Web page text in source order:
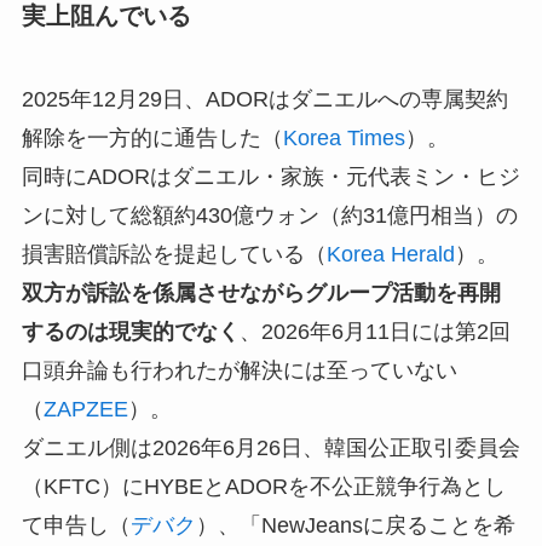
実上阻んでいる
2025年12月29日、ADORはダニエルへの専属契約
解除を一方的に通告した（ Korea Times）。
同時にADORはダニエル・家族・元代表ミン・ヒジ
ンに対して総額約430億ウォン（約31億円相当）の
損害賠償訴訟を提起している（ Korea Herald ）。
双方が訴訟を係属させながらグループ活動を再開
するのは現実的でなく 、2026年6月11日には第2回
口頭弁論も行われたが解決には至っていない
（ZAPZEE）。
ダニエル側は2026年6月26日、韓国公正取引委員会
（KFTC）にHYBEとADORを不公正競争行為とし
て申告し（ デバク ）、「NewJeansに戻ることを希